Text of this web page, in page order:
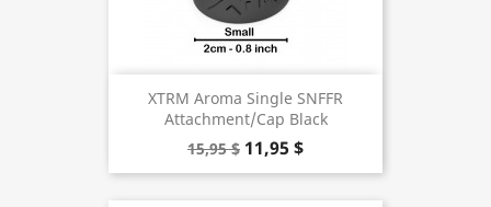
XTRM Aroma Single SNFFR
Attachment/Cap Black
15,95 $ 11,95 $